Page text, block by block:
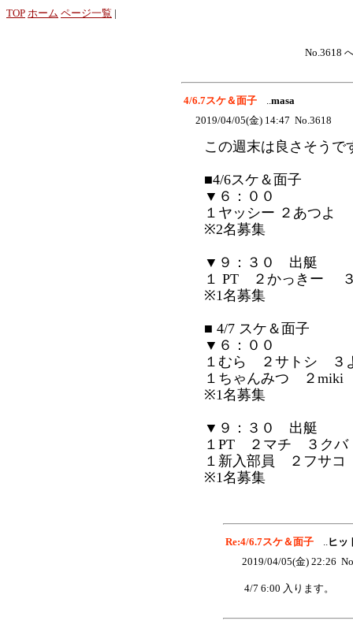
TOP ホーム ページ一覧 |
No.3618
4/6.7スケ＆面子 ..masa
2019/04/05(金) 14:47 No.3618
この週末は良さそうで
■4/6スケ＆面子
▼６：００
１ヤッシー ２あつ
※2名募集
▼９：３０ 出艇
１ PT ２かっきー
※1名募集
■ 4/7 スケ＆面子
▼６：００
１むら ２サトシ ３
１ちゃんみつ ２
※1名募集
▼９：３０ 出艇
１PT ２マチ ３ク
１新入部員 ２フサ
※1名募集
Re:4/6.7スケ＆面子 ..ヒッ
2019/04/05(金) 22:26
4/7 6:00 入ります。